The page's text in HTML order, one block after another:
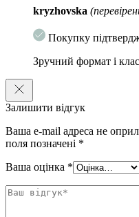
kryzhovska
Покупку
Зручний формат і
Залишити відгук
Ваша e-mail адреса не
поля позначені *
Ваша оцінка *